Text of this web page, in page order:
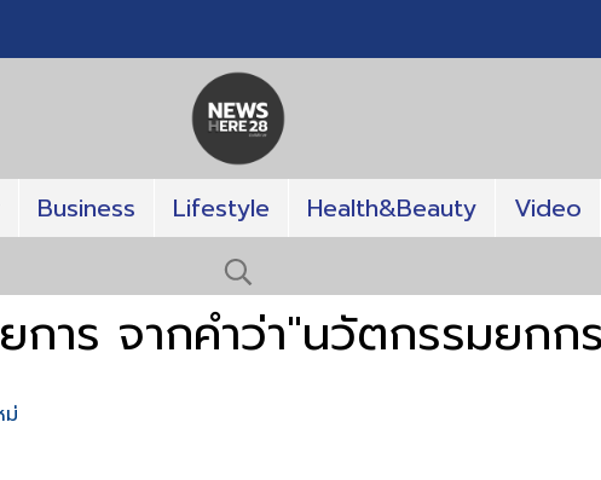
Business Lifestyle Health&Beauty Video
การ จากคำว่า"นวัตกรรมยกก
ม่